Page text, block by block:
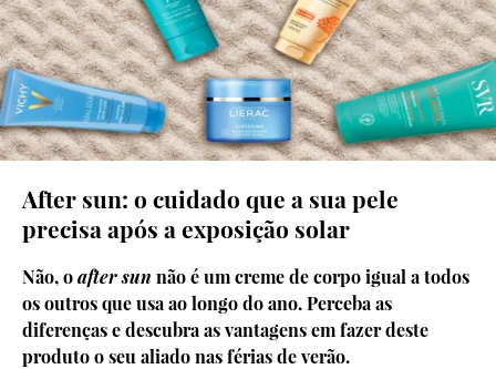
© GRAFISMO: SARA MARQUES
After sun: o cuidado que a sua pele
precisa após a exposição solar
Não, oafter sun não é um creme de corpo igual a todos
os outros que usa ao longo do ano. Perceba as
diferenças e descubra as vantagens em fazer deste
produto o seu aliado nas férias de verão.